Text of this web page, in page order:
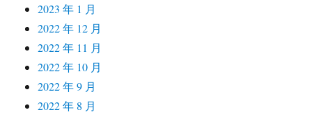
2023 年 1 月
2022 年 12 月
2022 年 11 月
2022 年 10 月
2022 年 9 月
2022 年 8 月